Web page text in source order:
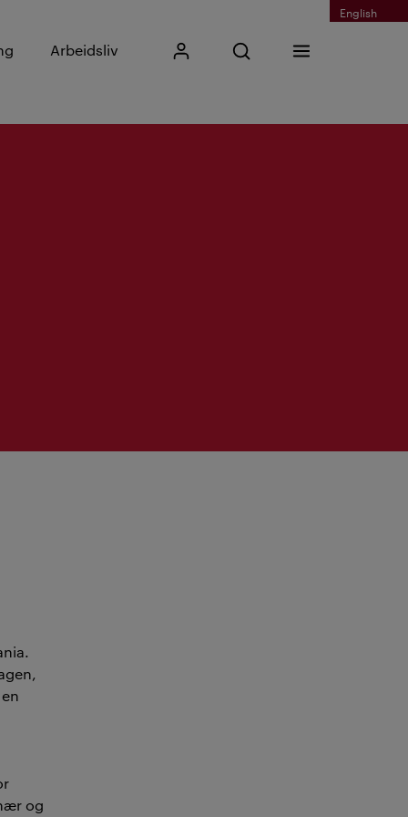
English
Arbeidsliv Mitt KristianiaÅpne søk
Skriv inn søkefrase
Søk
Meny
og